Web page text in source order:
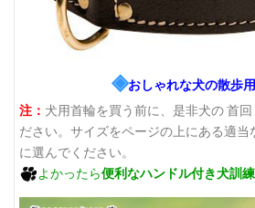
◈おしゃれな犬の散歩
注： 犬用首輪を買う前に、是非犬の 首
ださい。サイズをページの上にある適当
に選んでください。
よかったら便利なハンドル付き犬訓